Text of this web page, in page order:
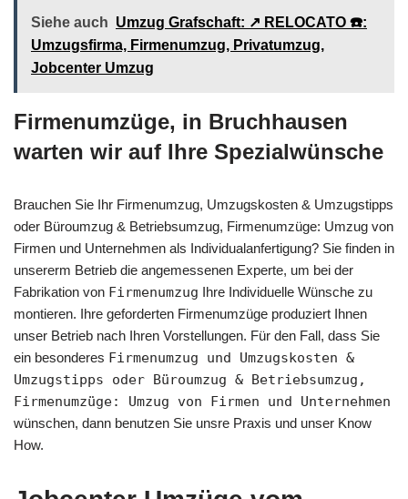
Siehe auch Umzug Grafschaft: ↗️ RELOCATO ☎️:
Umzugsfirma, Firmenumzug, Privatumzug,
Jobcenter Umzug
Firmenumzüge, in Bruchhausen
warten wir auf Ihre Spezialwünsche
Brauchen Sie Ihr Firmenumzug, Umzugskosten & Umzugstipps
oder Büroumzug & Betriebsumzug, Firmenumzüge: Umzug von
Firmen und Unternehmen als Individualanfertigung? Sie finden in
unsererm Betrieb die angemessenen Experte, um bei der
Fabrikation von Firmenumzug Ihre Individuelle Wünsche zu
montieren. Ihre geforderten Firmenumzüge produziert Ihnen
unser Betrieb nach Ihren Vorstellungen. Für den Fall, dass Sie
ein besonderes Firmenumzug und Umzugskosten &
Umzugstipps oder Büroumzug & Betriebsumzug,
Firmenumzüge: Umzug von Firmen und Unternehmen
wünschen, dann benutzen Sie unsre Praxis und unser Know
How.